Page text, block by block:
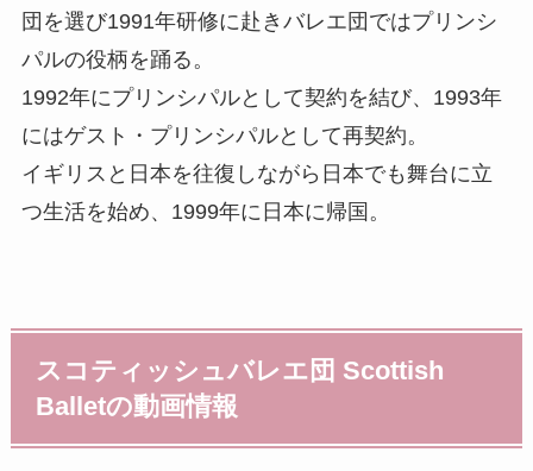
団を選び1991年研修に赴きバレエ団ではプリンシ
パルの役柄を踊る。
1992年にプリンシパルとして契約を結び、1993年
にはゲスト・プリンシパルとして再契約。
イギリスと日本を往復しながら日本でも舞台に立
つ生活を始め、1999年に日本に帰国。
スコティッシュバレエ団 Scottish
Balletの動画情報